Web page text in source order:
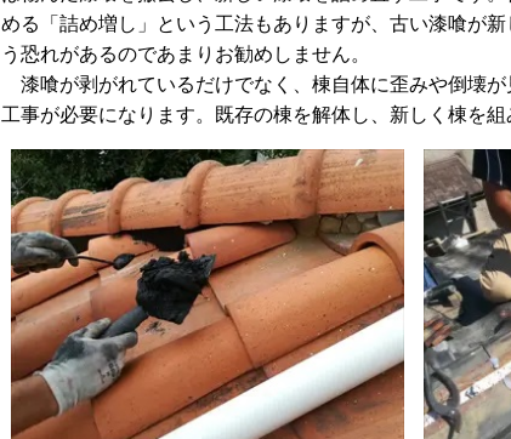
める「詰め増し」という工法もありますが、古い漆喰が
う恐れがあるのであまりお勧めしません。
漆喰が剥がれているだけでなく、棟自体に歪みや倒壊が
工事が必要になります。既存の棟を解体し、新しく棟を組